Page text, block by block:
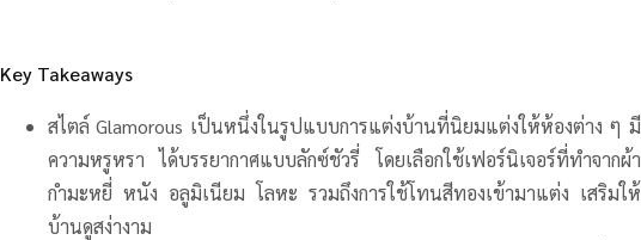
Key Takeaways
สไตล์ Glamorous เป็นหนึ่งในรูปแบบการแต่งบ้านที่นิยมแต่งให้ห้องต่าง ๆ มี
ความหรูหรา ได้บรรยากาศแบบลักซ์ชัวรี่ โดยเลือกใช้เฟอร์นิเจอร์ที่ทำจากผ้า
กำมะหยี่ หนัง อลูมิเนียม โลหะ รวมถึงการใช้โทนสีทองเข้ามาแต่ง เสริมให้
บ้านดูสง่างาม